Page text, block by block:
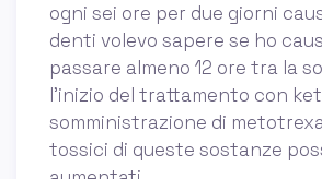
ogni sei ore per due giorni
denti volevo sapere se ho
passare almeno 12 ore tra la
l’inizio del trattamento con
somministrazione di
tossici di queste sostanze